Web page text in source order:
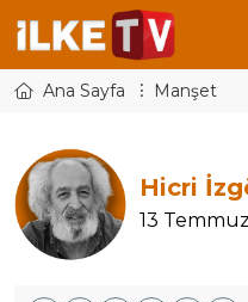
Ana Sayfa Manşet
Hicri
13